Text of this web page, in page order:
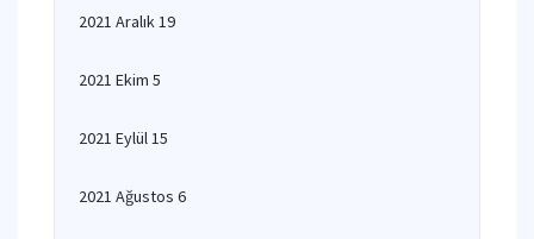
2021 Aralık 19
2021 Ekim 5
2021 Eylül 15
2021 Ağustos 6